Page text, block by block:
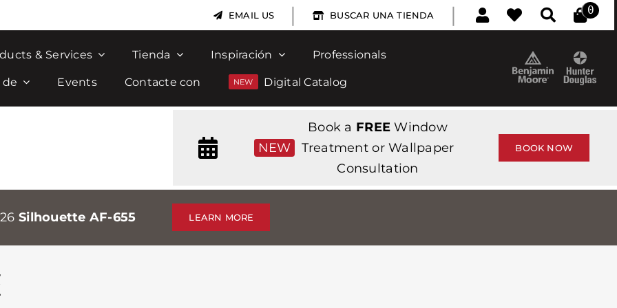
EMAIL US | BUSCAR UNA TIENDA | 0
& Services Tienda Inspiración Professionals
de Events Contacte con Digital Catalog
NEW
Book a FREE Window
Treatment or Wallpaper
Consultation
BOOK NOW
Silhouette AF-655 LEARN MORE